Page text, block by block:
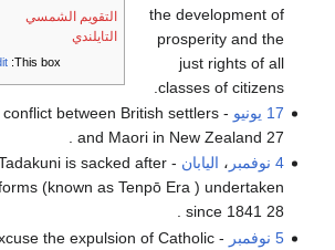
التقويم الشمسي
التايلندي
This box:
the development of
prosperity and the
just rights of all
classes of citizens.
17 يونيو
conflict between British settlers
and Maori in New Zealand 27 .
4 نوفمبر
، اليابان
is sacked after
(known as Tenpō Era ) undertaken
since 1841 28 .
5 نوفمبر
the expulsion of Catholic